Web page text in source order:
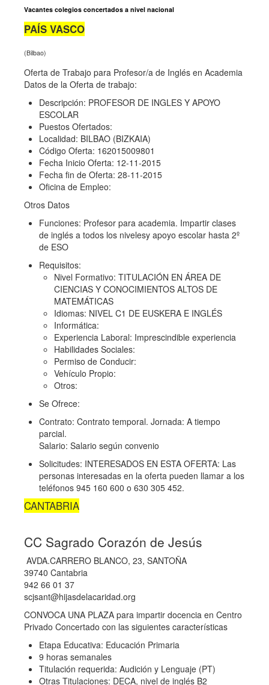
Vacantes colegios concertados a nivel nacional
PAÍS VASCO
(Bilbao)
Oferta de Trabajo para Profesor/a de Inglés en Academia
Datos de la Oferta de trabajo:
Descripción: PROFESOR DE INGLES Y APOYO
ESCOLAR
Puestos Ofertados:
Localidad: BILBAO (BIZKAIA)
Código Oferta: 162015009801
Fecha Inicio Oferta: 12-11-2015
Fecha fin de Oferta: 28-11-2015
Oficina de Empleo:
Otros Datos
Funciones: Profesor para academia. Impartir clases
de inglés a todos los nivelesy apoyo escolar hasta 2º
de ESO
Requisitos:
Nivel Formativo: TITULACIÓN EN ÁREA DE
CIENCIAS Y CONOCIMIENTOS ALTOS DE
MATEMÁTICAS
Idiomas: NIVEL C1 DE EUSKERA E INGLÉS
Informática:
Experiencia Laboral: Imprescindible experiencia
Habilidades Sociales:
Permiso de Conducir:
Vehículo Propio:
Otros:
Se Ofrece:
Contrato: Contrato temporal. Jornada: A tiempo
parcial.
Salario: Salario según convenio
Solicitudes: INTERESADOS EN ESTA OFERTA: Las
personas interesadas en la oferta pueden llamar a los
teléfonos 945 160 600 o 630 305 452.
CANTABRIA
CC Sagrado Corazón de Jesús
AVDA.CARRERO BLANCO, 23, SANTOÑA
39740 Cantabria
942 66 01 37
scjsant@hijasdelacaridad.org
CONVOCA UNA PLAZA para impartir docencia en Centro
Privado Concertado con las siguientes características
Etapa Educativa: Educación Primaria
9 horas semanales
Titulación requerida: Audición y Lenguaje (PT)
Otras Titulaciones: DECA, nivel de inglés B2